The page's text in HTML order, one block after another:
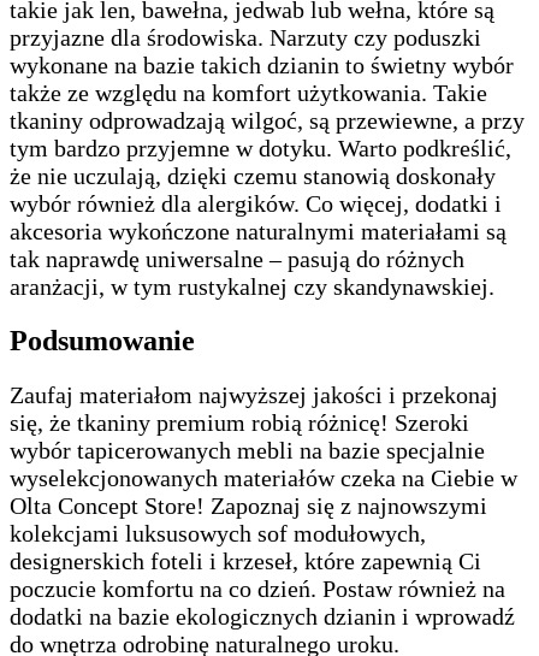
takie jak len, bawełna, jedwab lub wełna, które są
przyjazne dla środowiska. Narzuty czy poduszki
wykonane na bazie takich dzianin to świetny wybór
także ze względu na komfort użytkowania. Takie
tkaniny odprowadzają wilgoć, są przewiewne, a przy
tym bardzo przyjemne w dotyku. Warto podkreślić,
że nie uczulają, dzięki czemu stanowią doskonały
wybór również dla alergików. Co więcej, dodatki i
akcesoria wykończone naturalnymi materiałami są
tak naprawdę uniwersalne – pasują do różnych
aranżacji, w tym rustykalnej czy skandynawskiej.
Podsumowanie
Zaufaj materiałom najwyższej jakości i przekonaj
się, że tkaniny premium robią różnicę! Szeroki
wybór tapicerowanych mebli na bazie specjalnie
wyselekcjonowanych materiałów czeka na Ciebie w
Olta Concept Store! Zapoznaj się z najnowszymi
kolekcjami luksusowych sof modułowych,
designerskich foteli i krzeseł, które zapewnią Ci
poczucie komfortu na co dzień. Postaw również na
dodatki na bazie ekologicznych dzianin i wprowadź
do wnętrza odrobinę naturalnego uroku.